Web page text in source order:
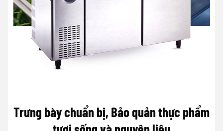
Trưng bày chuẩn bị, Bảo quản thực phẩm